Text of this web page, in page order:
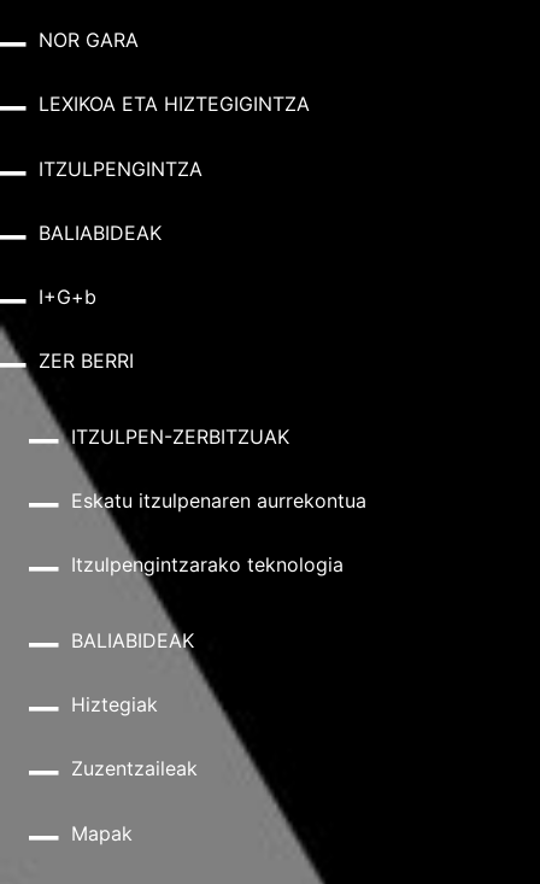
NOR GARA
LEXIKOA ETA HIZTEGIGINTZA
ITZULPENGINTZA
BALIABIDEAK
I+G+b
ZER BERRI
ITZULPEN-ZERBITZUAK
Eskatu itzulpenaren aurrekontua
Itzulpengintzarako teknologia
BALIABIDEAK
Hiztegiak
Zuzentzaileak
Mapak